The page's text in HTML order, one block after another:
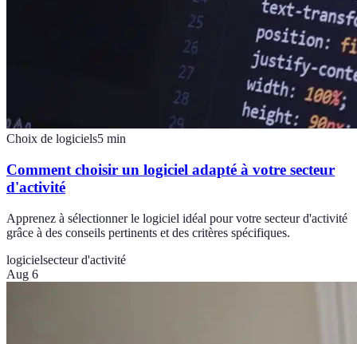
Choix de logiciels5 min
Comment choisir un logiciel adapté à votre secteur
d'activité
Apprenez à sélectionner le logiciel idéal pour votre secteur d'activité
grâce à des conseils pertinents et des critères spécifiques.
logicielsecteur d'activité
Aug 6